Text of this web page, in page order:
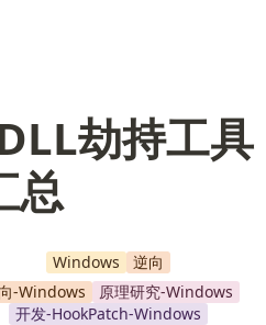
劫持工具
总
Windows
逆向
-Windows
原理研究-Windows
开发-HookPatch-Windows